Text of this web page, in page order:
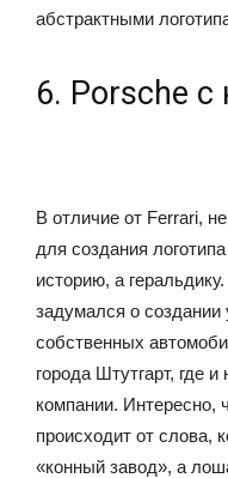
абстрактными
6. Porsche с
В отличие от Ferrari,
для создания
историю, а
задумался о создании
собственных
города Штутгарт, где
компании. Интересно,
происходит от слова,
«конный завод», а